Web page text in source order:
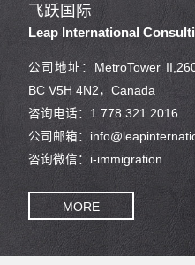
飞跃国际
Leap International
公司地址：MetroTower
BC V5H 4N2，Canada
咨询电话：1.778.321.2016
公司邮箱：
咨询微信：i-immigration
MORE